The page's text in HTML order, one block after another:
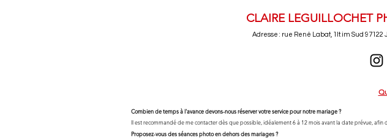
CLAIRE LEGUILLOCHET
Adresse : rue René Labat, 1lt.im Sud 97122
Combien de temps à l'avance devons-nous réserver votre service pour notre mariage ?
Il est recommandé de me contacter dès que possible, idéalement 6 à 12 mois avant la date prévue, afin
Proposez-vous des séances photo en dehors des mariages ?